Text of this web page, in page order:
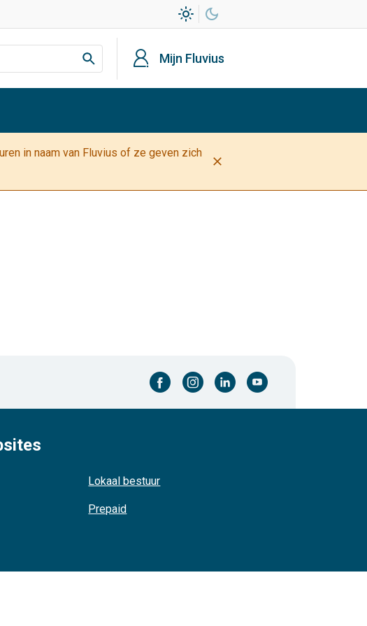
light_mode dark_mode
profiel Mijn Fluvius
in naam van Fluvius of ze geven zich
close
facebook-cirkel instagram-cirkel linkedin-cirkel youtube-cirkel
Lokaal bestuur
Prepaid